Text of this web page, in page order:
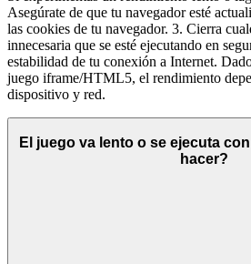
Asegúrate de que tu navegador esté
las cookies de tu navegador. 3. Cierra
innecesaria que se esté ejecutando en
estabilidad de tu conexión a Internet.
juego iframe/HTML5, el rendimiento
dispositivo y red.
El juego va lento o se ejecuta
hacer?